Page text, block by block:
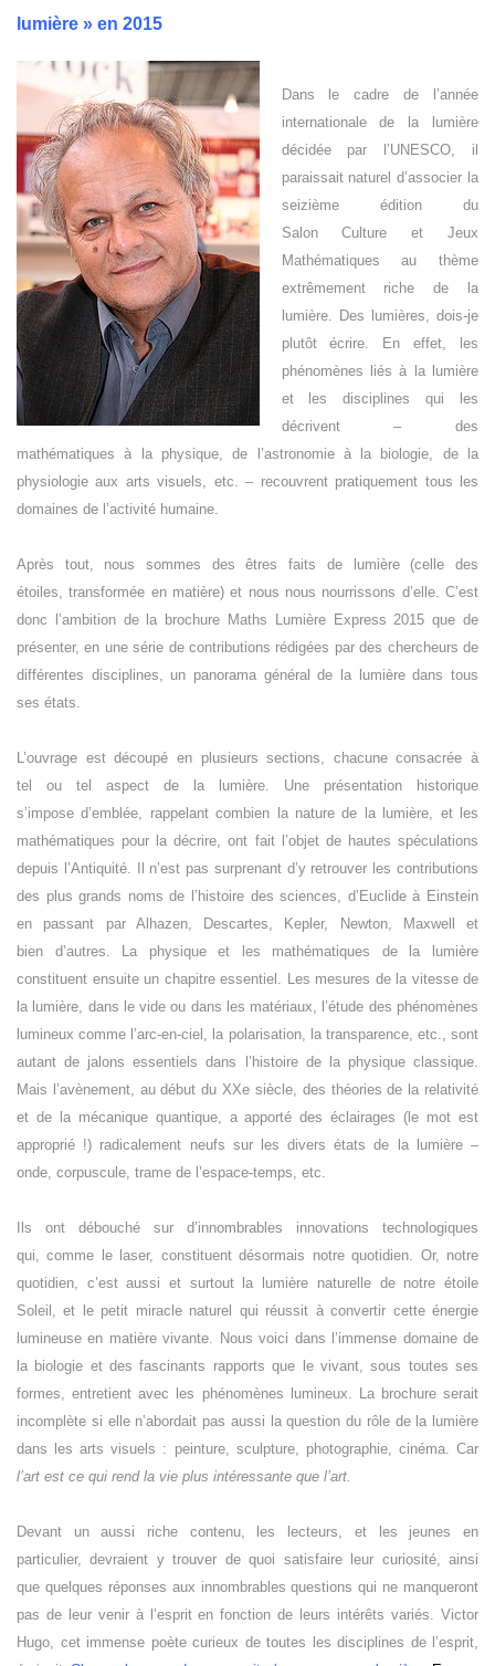
lumière » en 2015
Dans le cadre de l’année
internationale de la lumière
décidée par l’UNESCO, il
paraissait naturel d’associer la
seizième édition du
Salon Culture et Jeux
Mathématiques au thème
extrêmement riche de la
lumière. Des lumières, dois-je
plutôt écrire. En effet, les
phénomènes liés à la lumière
et les disciplines qui les
décrivent – des
mathématiques à la physique, de l’astronomie à la biologie, de la
physiologie aux arts visuels, etc. – recouvrent pratiquement tous les
domaines de l’activité humaine.
Après tout, nous sommes des êtres faits de lumière (celle des
étoiles, transformée en matière) et nous nous nourrissons d’elle. C’est
donc l’ambition de la brochure Maths Lumière Express 2015 que de
présenter, en une série de contributions rédigées par des chercheurs de
différentes disciplines, un panorama général de la lumière dans tous
ses états.
L’ouvrage est découpé en plusieurs sections, chacune consacrée à
tel ou tel aspect de la lumière. Une présentation historique
s’impose d’emblée, rappelant combien la nature de la lumière, et les
mathématiques pour la décrire, ont fait l’objet de hautes spéculations
depuis l’Antiquité. Il n’est pas surprenant d’y retrouver les contributions
des plus grands noms de l’histoire des sciences, d’Euclide à Einstein
en passant par Alhazen, Descartes, Kepler, Newton, Maxwell et
bien d’autres. La physique et les mathématiques de la lumière
constituent ensuite un chapitre essentiel. Les mesures de la vitesse de
la lumière, dans le vide ou dans les matériaux, l’étude des phénomènes
lumineux comme l’arc-en-ciel, la polarisation, la transparence, etc., sont
autant de jalons essentiels dans l’histoire de la physique classique.
Mais l’avènement, au début du XXe siècle, des théories de la relativité
et de la mécanique quantique, a apporté des éclairages (le mot est
approprié !) radicalement neufs sur les divers états de la lumière –
onde, corpuscule, trame de l’espace-temps, etc.
Ils ont débouché sur d’innombrables innovations technologiques
qui, comme le laser, constituent désormais notre quotidien. Or, notre
quotidien, c’est aussi et surtout la lumière naturelle de notre étoile
Soleil, et le petit miracle naturel qui réussit à convertir cette énergie
lumineuse en matière vivante. Nous voici dans l’immense domaine de
la biologie et des fascinants rapports que le vivant, sous toutes ses
formes, entretient avec les phénomènes lumineux. La brochure serait
incomplète si elle n’abordait pas aussi la question du rôle de la lumière
dans les arts visuels : peinture, sculpture, photographie, cinéma. Car
l’art est ce qui rend la vie plus intéressante que l’art.
Devant un aussi riche contenu, les lecteurs, et les jeunes en
particulier, devraient y trouver de quoi satisfaire leur curiosité, ainsi
que quelques réponses aux innombrables questions qui ne manqueront
pas de leur venir à l’esprit en fonction de leurs intérêts variés. Victor
Hugo, cet immense poète curieux de toutes les disciplines de l’esprit,